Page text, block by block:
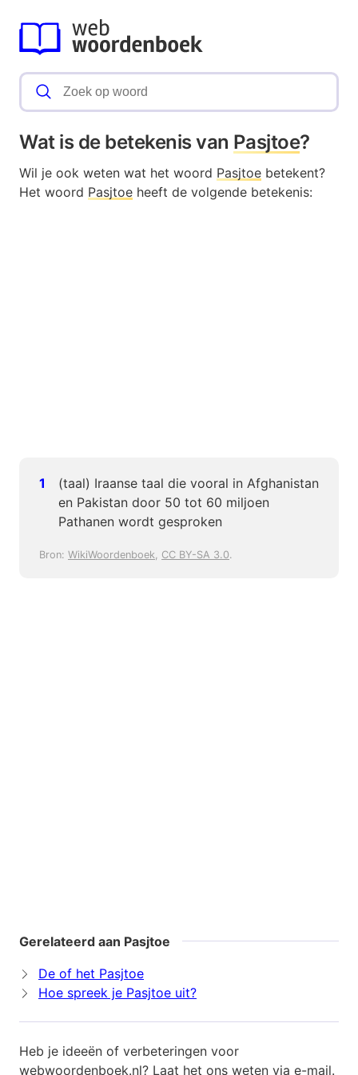
Wat is de betekenis van Pasjtoe?
Wil je ook weten wat het woord Pasjtoe betekent?
Het woord Pasjtoe heeft de volgende betekenis:
(taal) Iraanse taal die vooral in Afghanistan
en Pakistan door 50 tot 60 miljoen
Pathanen wordt gesproken
Bron: WikiWoordenboek, CC BY-SA 3.0.
Gerelateerd aan Pasjtoe
De of het Pasjtoe
Hoe spreek je Pasjtoe uit?
Heb je ideeën of verbeteringen voor
webwoordenboek.nl? Laat het ons weten via e-mail.